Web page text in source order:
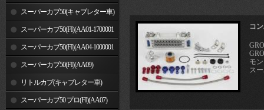
スーパーカブ50(キャブレター車)
スーパーカブ50(FI)(AA01-1700001
～) スーパーカブ50(FI)(AA04-1000001
～) スーパーカブ50(FI)(AA09)
リトルカブ(キャブレター車)
スーパーカブ50 プロ(FI)(AA07)
コ
モ
ス